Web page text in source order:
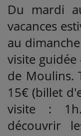
Du mardi
vacances
au
visite guidée
de Moulins.
15€ (billet
visite :
découvrir